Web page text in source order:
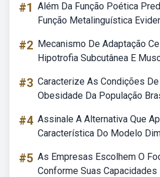
#1 Além Da Função Poética
Função Metalinguística
#2 Mecanismo De Adaptação
Hipotrofia Subcutânea E
#3 Caracterize As Condições
Obesidade Da População
#4 Assinale A Alternativa Que
Característica Do Modelo
#5 As Empresas Escolhem O
Conforme Suas Capacidades